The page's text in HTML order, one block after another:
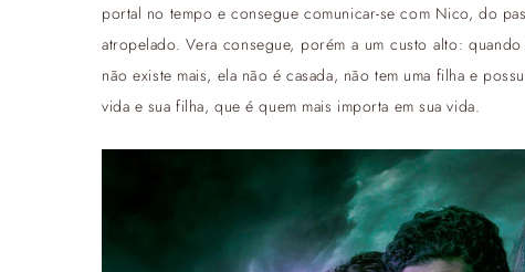
portal no tempo e consegue comunicar-se com Nico, do
atropelado. Vera consegue, porém a um custo alto:
não existe mais, ela não é casada, não tem uma filha e
vida e sua filha, que é quem mais importa em sua vida.